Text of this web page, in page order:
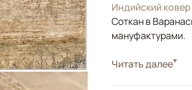
Индийский ковер
Соткан в
мануфактурами.
Стиль
Читать далее